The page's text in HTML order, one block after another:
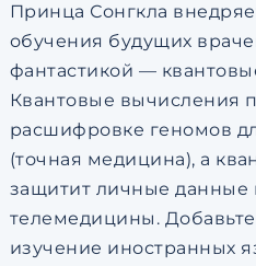
Принца Сонгкла
обучения будущих
фантастикой —
Квантовые вычисления
расшифровке геномов
(точная медицина), а
защитит личные данные
телемедицины.
изучение иностранных